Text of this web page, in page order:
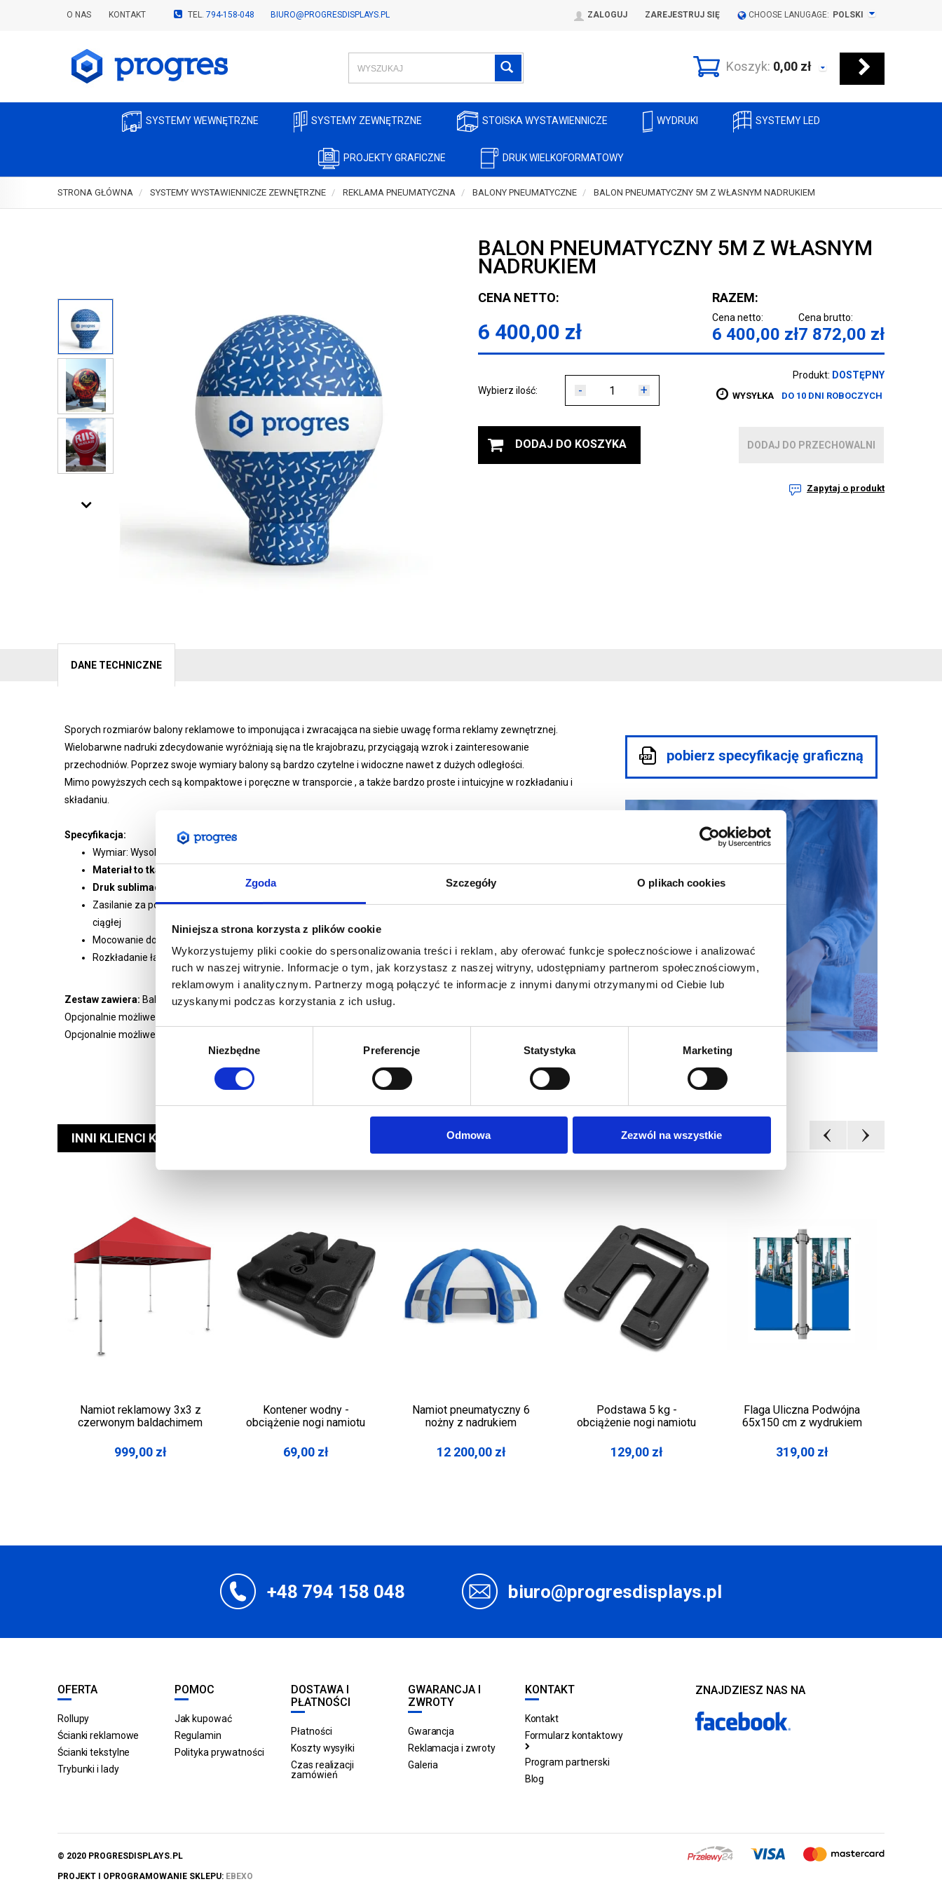
Zgoda Szczegóły O plikach cookies
Niniejsza strona korzysta z plików cookie
Wykorzystujemy pliki cookie do spersonalizowania treści i reklam, aby oferować funkcje społecznościowe i analizować
ruch w naszej witrynie. Informacje o tym, jak korzystasz z naszej witryny, udostępniamy partnerom społecznościowym,
reklamowym i analitycznym. Partnerzy mogą połączyć te informacje z innymi danymi otrzymanymi od Ciebie lub
uzyskanymi podczas korzystania z ich usług.
Niezbędne Preferencje Statystyka Marketing
Odmowa Zezwól na wszystkie
O NAS KONTAKT TEL. 794-158-048 BIURO@PROGRESDISPLAYS.PL ZALOGUJ ZAREJESTRUJ SIĘ CHOOSE LANUGAGE: POLSKI
Koszyk: 0,00 zł
SYSTEMY WEWNĘTRZNE SYSTEMY ZEWNĘTRZNE STOISKA WYSTAWIENNICZE WYDRUKI SYSTEMY LED
PROJEKTY GRAFICZNE DRUK WIELKOFORMATOWY
STRONA GŁÓWNA SYSTEMY WYSTAWIENNICZE ZEWNĘTRZNE REKLAMA PNEUMATYCZNA BALONY PNEUMATYCZNE BALON PNEUMATYCZNY 5M Z WŁASNYM NADRUKIEM
BALON PNEUMATYCZNY 5M Z WŁASNYM
NADRUKIEM
CENA NETTO:
6 400,00 zł
RAZEM:
Cena netto:
6 400,00 zł
Cena brutto:
7 872,00 zł
Wybierz ilość: - +
Produkt: DOSTĘPNY
WYSYŁKA DO 10 DNI ROBOCZYCH
DODAJ DO KOSZYKA DODAJ DO PRZECHOWALNI
Zapytaj o produkt
DANE TECHNICZNE
Sporych rozmiarów balony reklamowe to imponująca i zwracająca na siebie uwagę forma reklamy zewnętrznej.
Wielobarwne nadruki zdecydowanie wyróżniają się na tle krajobrazu, przyciągają wzrok i zainteresowanie
przechodniów. Poprzez swoje wymiary balony są bardzo czytelne i widoczne nawet z dużych odległości.
Mimo powyższych cech są kompaktowe i poręczne w transporcie , a także bardzo proste i intuicyjne w rozkładaniu i
składaniu.
Specyfikacja:
Wymiar: Wysokość 500 cm, Średnica 390 cm, Średnica podstawy 170 cm
Materiał to tkanina poliestrowa PCV 230g
Druk sublimacyjny
Zasilanie za pomocą zintegrowanego wentylatora wewnętrznego o napięciu 230v przystosowanego do pracy
ciągłej
Mocowanie do podłoża za pomocą dołączonych linek propylenowych i ocynkowanych śledzi
Rozkładanie łatwe i intuicyjne, dzięki załączonej instrukcji obsługi
Zestaw zawiera: Balon, wentylator, śledzie mocujące, komplet linek, pokrowiec, instrukcja obsługi.
Opcjonalnie możliwe wewnętrzne podświetlenie.
Opcjonalnie możliwe wykonanie dowolnego rozmiaru.
pobierz specyfikację graficzną
INNI KLIENCI KUPILI RÓWNIEŻ
Namiot reklamowy 3x3 z
czerwonym baldachimem
999,00 zł
Kontener wodny -
obciążenie nogi namiotu
69,00 zł
Namiot pneumatyczny 6
nożny z nadrukiem
12 200,00 zł
Podstawa 5 kg -
obciążenie nogi namiotu
129,00 zł
Flaga Uliczna Podwójna
65x150 cm z wydrukiem
319,00 zł
+48 794 158 048 biuro@progresdisplays.pl
OFERTA
Rollupy
Ścianki reklamowe
Ścianki tekstylne
Trybunki i lady
POMOC
Jak kupować
Regulamin
Polityka prywatności
DOSTAWA I
PŁATNOŚCI
Płatności
Koszty wysyłki
Czas realizacji
zamówień
GWARANCJA I
ZWROTY
Gwarancja
Reklamacja i zwroty
Galeria
KONTAKT
Kontakt
Formularz kontaktowy
Program partnerski
Blog
ZNAJDZIESZ NAS NA
© 2020 PROGRESDISPLAYS.PL
PROJEKT I OPROGRAMOWANIE SKLEPU: EBEXO